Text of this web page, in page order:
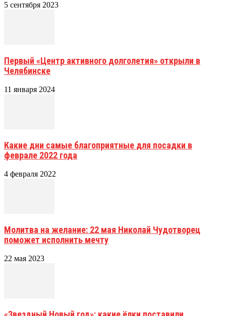
5 сентября 2023
Первый «Центр активного долголетия» открыли в
Челябинске
11 января 2024
Какие дни самые благоприятные для посадки в
феврале 2022 года
4 февраля 2022
Молитва на желание: 22 мая Николай Чудотворец
поможет исполнить мечту
22 мая 2023